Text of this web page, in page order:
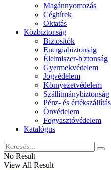
Magánnyomozás
Céghírek
Oktatás
Közbiztonság
Biztosítók
Energiabiztonság
Élelmiszer-biztonság
Gyermekvédelem
Jogvédelem
Környezetvédelem
Szállítmánybiztonság
Pénz- és értékszállítás
Önvédelem
Fogyasztóvédelem
Katalógus
No Result
View All Result